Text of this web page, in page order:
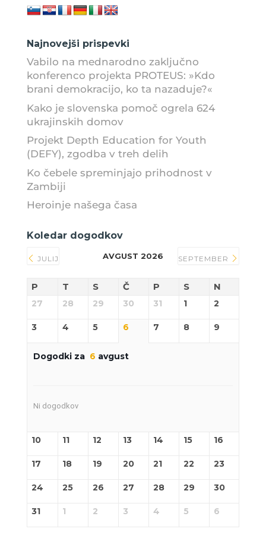
Najnovejši prispevki
Vabilo na mednarodno zaključno
konferenco projekta PROTEUS: »Kdo
brani demokracijo, ko ta nazaduje?«
Kako je slovenska pomoč ogrela 624
ukrajinskih domov
Projekt Depth Education for Youth
(DEFY), zgodba v treh delih
Ko čebele spreminjajo prihodnost v
Zambiji
Heroinje našega časa
Koledar dogodkov
JULIJ AVGUST 2026 SEPTEMBER
P T S Č P S N
27 28 29 30 31 1 2
3 4 5 6 7 8 9
Dogodki za 6 avgust
Ni dogodkov
10 11 12 13 14 15 16
17 18 19 20 21 22 23
24 25 26 27 28 29 30
31 1 2 3 4 5 6